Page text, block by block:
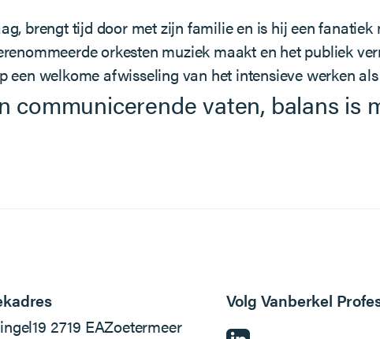
brengt tijd door met zijn familie en is hij een
orkesten muziek maakt en het publiek
een welkome afwisseling van het intensieve werken
communicerende vaten, balans is
19 2719 EAZoetermeer
Volg Vanberkel